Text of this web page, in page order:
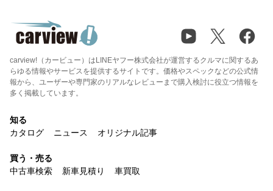
carview!（カービュー）はLINEヤフー株式会社が運営するクルマに関するあ
らゆる情報やサービスを提供するサイトです。価格やスペックなどの公式情
報から、ユーザーや専門家のリアルなレビューまで購入検討に役立つ情報を
多く掲載しています。
知る
カタログ
ニュース オリジナル記事
買う・売る
中古車検索
新車見積り 車買取